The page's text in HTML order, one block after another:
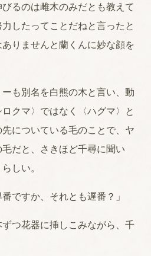
るのは雌木のみだとも教えて
したってことだねと言ったと
りませんと蘭くんに妙な顔を
も別名を白熊の木と言い、動
クマ〉ではなく〈ハグマ〉と
先についている毛のことで、ヤ
だと、さきほど千尋に聞い
しい。
ですか、それとも遅番？」
つ花器に挿しこみながら、千